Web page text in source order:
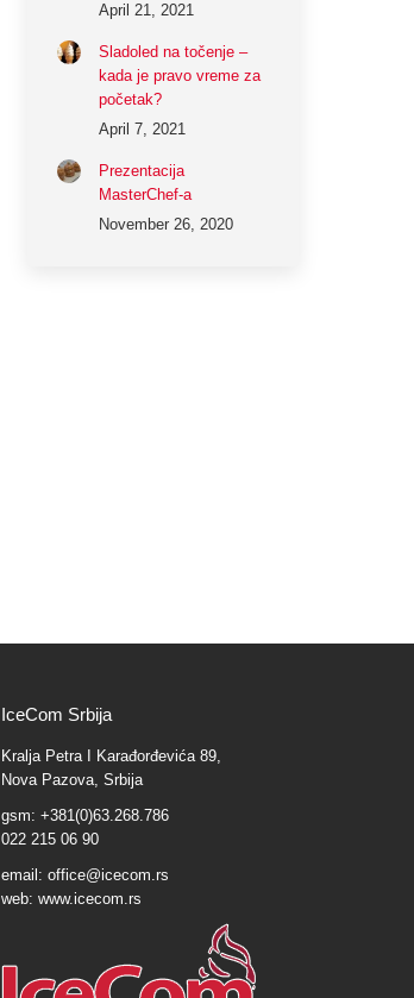
April 21, 2021
Sladoled na točenje –
kada je pravo vreme za
početak?
April 7, 2021
Prezentacija
MasterChef-a
November 26, 2020
IceCom Srbija
Kralja Petra I Karađorđevića 89,
Nova Pazova, Srbija
gsm: +381(0)63.268.786
022 215 06 90
email: office@icecom.rs
web: www.icecom.rs